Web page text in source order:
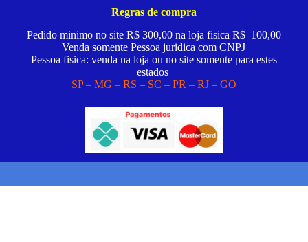
Regras de compra
Pedido minimo no site R$ 300,00 na loja fisica R$ 100,00
Venda somente Pessoa juridica com CNPJ
Pessoa fisica: venda na loja ou no site somente para estes
estados
SP – MG – RS – SC – PR – RJ – GO